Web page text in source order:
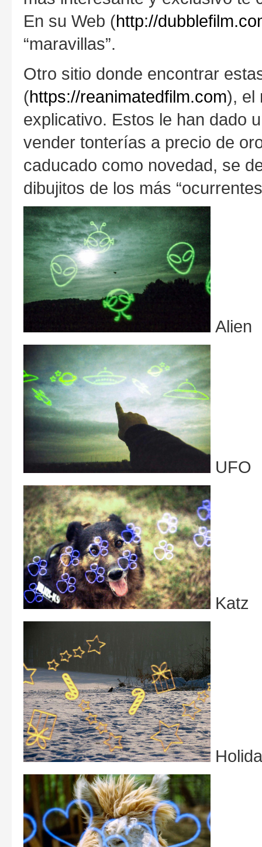
En su Web (http://
“maravillas”.
Otro sitio donde encontrar
(https://reanimatedfilm.com), el
explicativo. Estos le han dado
vender tonterías a precio de
caducado como novedad, se
dibujitos de los más
Alien
UFO
Katz